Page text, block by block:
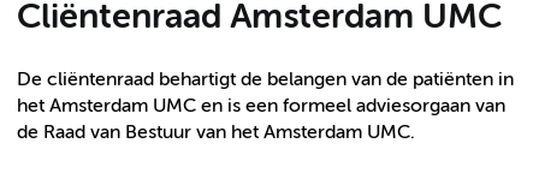
Cliëntenraad Amsterdam UMC
De cliëntenraad behartigt de belangen van de patiënten in
het Amsterdam UMC en is een formeel adviesorgaan van
de Raad van Bestuur van het Amsterdam UMC.